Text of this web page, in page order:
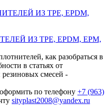
ИЗ TPE, EPDM, EPM,
как разобраться в
в статьях от
резиновых смесей -
по телефону +7 (963)
sityplast2008@yandex.ru